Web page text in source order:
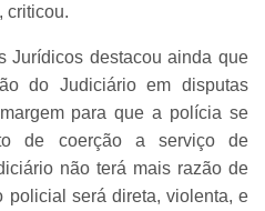
criticou.
Jurídicos destacou ainda que
do Judiciário em disputas
para que a polícia se
de coerção a serviço de
não terá mais razão de
policial será direta, violenta, e